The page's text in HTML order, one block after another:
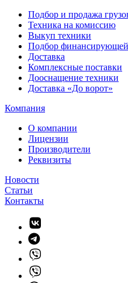
Подбор и продажа
Техника на комиссию
Выкуп техники
Подбор финансирующей
Доставка
Комплексные поставки
Дооснащение техники
Доставка «До ворот»
Компания
О компании
Лицензии
Производители
Реквизиты
Новости
Статьи
Контакты